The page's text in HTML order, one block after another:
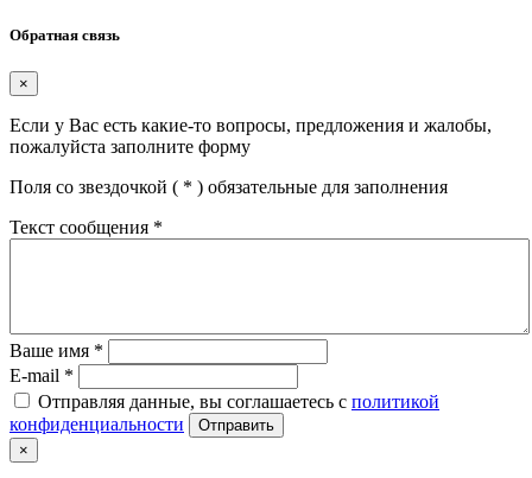
Обратная связь
×
Если у Вас есть какие-то вопросы, предложения и жалобы,
пожалуйста заполните форму
Поля со звездочкой ( * ) обязательные для заполнения
Текст сообщения *
Ваше имя *
E-mail *
Отправляя данные, вы соглашаетесь с политикой
конфиденциальности
Отправить
×